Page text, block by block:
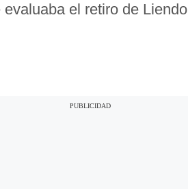
el retiro de Liendo